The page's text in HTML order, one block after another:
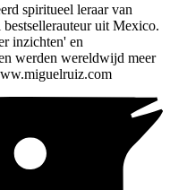
spiritueel leraar van
uit Mexico.
inzichten' en
werden wereldwijd meer